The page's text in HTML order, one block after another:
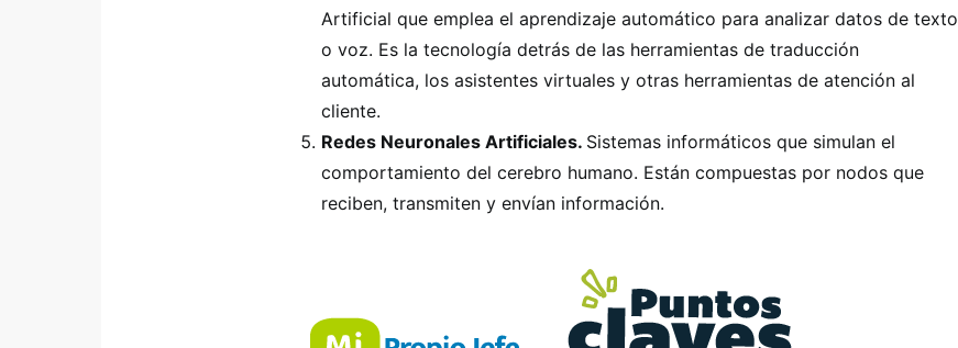
Artificial que emplea el aprendizaje automático para analizar datos de texto
o voz. Es la tecnología detrás de las herramientas de traducción
automática, los asistentes virtuales y otras herramientas de atención al
cliente.
Redes Neuronales Artificiales. Sistemas informáticos que simulan el
comportamiento del cerebro humano. Están compuestas por nodos que
reciben, transmiten y envían información.